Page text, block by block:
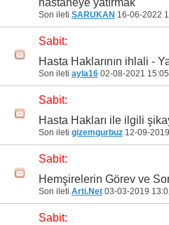
Son ileti SARUKAN 16-06-2022
Sabit:
Hasta Haklarının ihlali -
Son ileti ayla16 02-08-2021
Sabit:
Hasta Hakları ile ilgili
Son ileti gizemgurbuz 12-09-2019
Sabit:
Hemşirelerin Görev ve
Son ileti Arti.Net 03-03-2019
Sabit: